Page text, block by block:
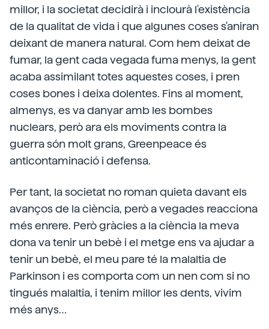
millor, i la societat decidirà i inclourà l'existència
de la qualitat de vida i que algunes coses s'aniran
deixant de manera natural. Com hem deixat de
fumar, la gent cada vegada fuma menys, la gent
acaba assimilant totes aquestes coses, i pren
coses bones i deixa dolentes. Fins al moment,
almenys, es va danyar amb les bombes
nuclears, però ara els moviments contra la
guerra són molt grans, Greenpeace és
anticontaminació i defensa.
Per tant, la societat no roman quieta davant els
avanços de la ciència, però a vegades reacciona
més enrere. Però gràcies a la ciència la meva
dona va tenir un bebè i el metge ens va ajudar a
tenir un bebè, el meu pare té la malaltia de
Parkinson i es comporta com un nen com si no
tingués malaltia, i tenim millor les dents, vivim
més anys…